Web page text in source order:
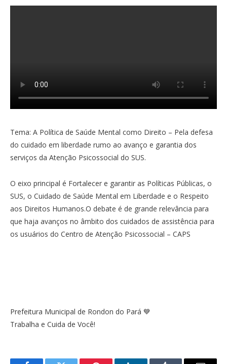
Tema: A Política de Saúde Mental como Direito – Pela defesa
do cuidado em liberdade rumo ao avanço e garantia dos
serviços da Atenção Psicossocial do SUS.
O eixo principal é Fortalecer e garantir as Políticas Públicas, o
SUS, o Cuidado de Saúde Mental em Liberdade e o Respeito
aos Direitos Humanos.O debate é de grande relevância para
que haja avanços no âmbito dos cuidados de assistência para
os usuários do Centro de Atenção Psicossocial – CAPS
Prefeitura Municipal de Rondon do Pará 💙
Trabalha e Cuida de Você!